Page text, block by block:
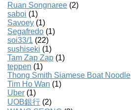
Ruan Songnaree (2)
saboi (1)
Savoey (1)
Segafredo (1)
soi33/1 (22)
sushiseki (1)
Tam Zap Zap (1)
teppen (1)
Thong Smith Siamese Boat Noodle
Tim Ho Wan (1)
Uber (1)
UOB銀行 (2)